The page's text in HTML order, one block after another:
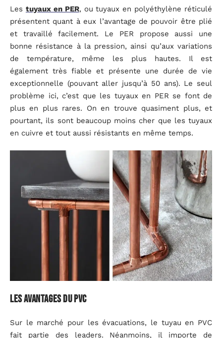
Les tuyaux en PER, ou tuyaux en polyéthylène réticulé
présentent quant à eux l’avantage de pouvoir être plié
et travaillé facilement. Le PER propose aussi une
bonne résistance à la pression, ainsi qu’aux variations
de température, même les plus hautes. Il est
également très fiable et présente une durée de vie
exceptionnelle (pouvant aller jusqu’à 50 ans). Le seul
problème ici, c’est que les tuyaux en PER se font de
plus en plus rares. On en trouve quasiment plus, et
pourtant, ils sont beaucoup moins cher que les tuyaux
en cuivre et tout aussi résistants en même temps.
Les avantages du PVC
Sur le marché pour les évacuations, le tuyau en PVC
fait partie des leaders. Néanmoins, il importe de